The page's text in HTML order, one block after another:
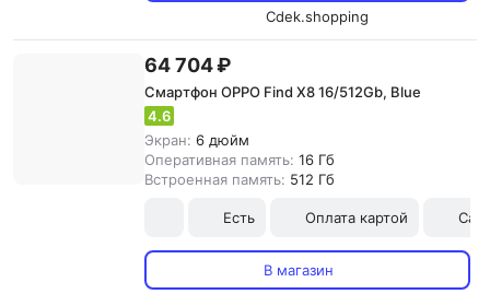
Cdek.shopping
64 704 ₽
Смартфон OPPO Find X8 16/512Gb, Blue
4.6
Экран: 6 дюйм
Оперативная память: 16 Гб
Встроенная память: 512 Гб
Есть Оплата картой
В магазин